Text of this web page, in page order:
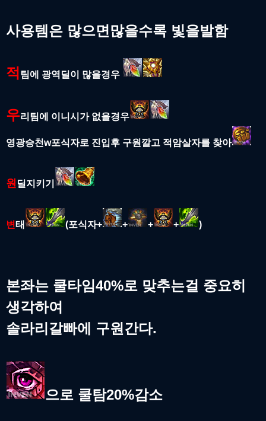
사용템은 많으면많을수록 빛을발함
적 팀에 광역딜이 많을경우
우리팀에 이니시가 없을경우
영광승천w포식자로 진입후 구원깔고 적암살자를 찾아
원 딜지키기
변태 (포식자+ + + + )
본좌는 쿨타임40%로 맞추는걸 중요히
생각하여
솔라리갈빠에 구원간다.
으로 쿨탐20%감소